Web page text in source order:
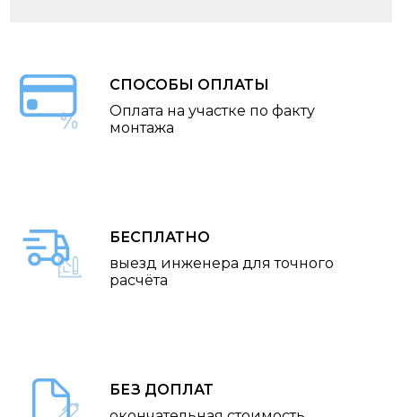
СПОСОБЫ ОПЛАТЫ
Оплата на участке по факту
монтажа
БЕСПЛАТНО
выезд инженера для точного
расчёта
БЕЗ ДОПЛАТ